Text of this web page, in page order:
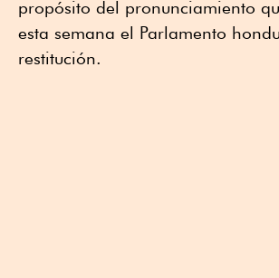
propósito del pronunciamiento
esta semana el Parlamento
restitución.